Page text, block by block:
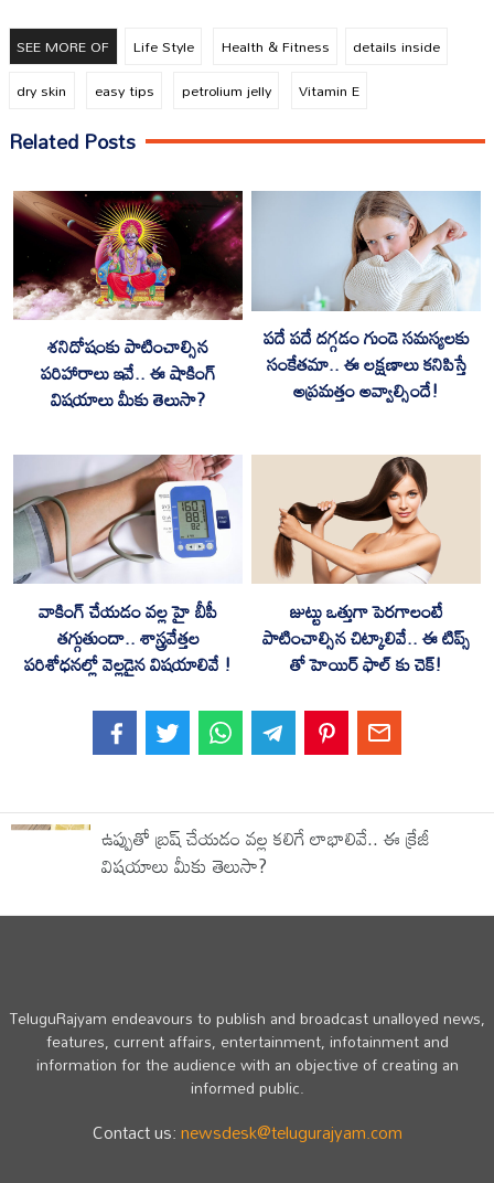
SEE MORE OF Life Style Health & Fitness
details inside
dry skin
easy tips petrolium jelly Vitamin E
Related Posts
శనిదోషంకు పాటించాల్సిన
పరిహారాలు ఇవే.. ఈ షాకింగ్
విషయాలు మీకు తెలుసా?
పదే పదే దగ్గడం గుండె సమస్యలకు
సంకేతమా.. ఈ లక్షణాలు కనిపిస్తే
అప్రమత్తం అవ్వాల్సిందే!
వాకింగ్ చేయడం వల్ల హై బీపీ
తగ్గుతుందా.. శాస్త్రవేత్తల
పరిశోధనల్లో వెల్లడైన విషయాలివే !
జుట్టు ఒత్తుగా పెరగాలంటే
పాటించాల్సిన చిట్కాలివే.. ఈ టిప్స్
తో హెయిర్ ఫాల్ కు చెక్!
ఉప్పుతో బ్రష్ చేయడం వల్ల కలిగే లాభాలివే.. ఈ క్రేజీ
విషయాలు మీకు తెలుసా?
TeluguRajyam endeavours to publish and broadcast unalloyed news,
features, current affairs, entertainment, infotainment and
information for the audience with an objective of creating an
informed public.
Contact us:newsdesk@telugurajyam.com